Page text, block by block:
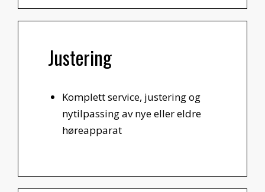
Justering
Komplett service, justering og
nytilpassing av nye eller eldre
høreapparat